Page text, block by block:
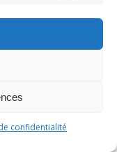
confidentialité